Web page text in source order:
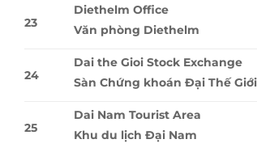
23
Diethelm Office
Văn phòng Diethelm
24
Dai the Gioi Stock Exchange
Sàn Chứng khoán Ðại Thế Giới
25
Dai Nam Tourist Area
Khu du lịch Đại Nam